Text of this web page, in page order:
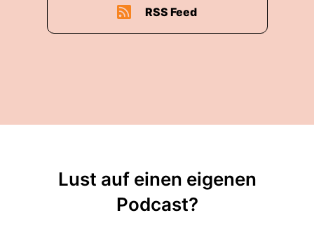
RSS Feed
Lust auf einen eigenen
Podcast?